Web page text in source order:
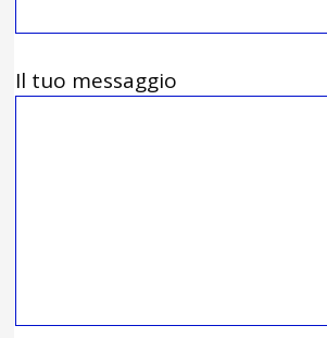
Il tuo messaggio